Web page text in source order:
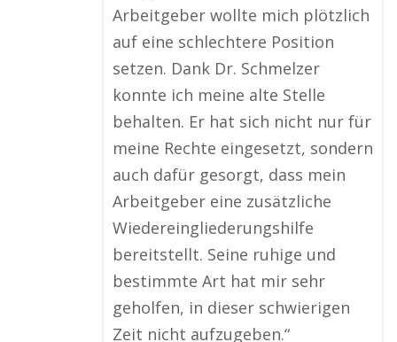
Arbeitgeber wollte mich plötzlich
auf eine schlechtere Position
setzen. Dank Dr. Schmelzer
konnte ich meine alte Stelle
behalten. Er hat sich nicht nur für
meine Rechte eingesetzt, sondern
auch dafür gesorgt, dass mein
Arbeitgeber eine zusätzliche
Wiedereingliederungshilfe
bereitstellt. Seine ruhige und
bestimmte Art hat mir sehr
geholfen, in dieser schwierigen
Zeit nicht aufzugeben.“